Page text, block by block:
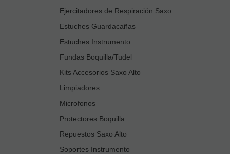
Ejercitadores de Respiración Saxo
Estuches Guardacañas
Estuches Instrumento
Fundas Boquilla/Tudel
Kits Accesorios Saxo Alto
Limpiadores
Microfonos
Protectores Boquilla
Repuestos Saxo Alto
Soportes Instrumento